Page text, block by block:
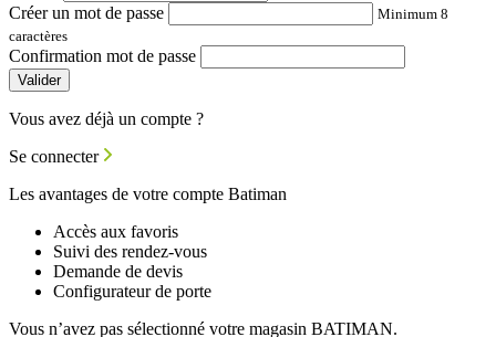
Créer un mot de passe
Minimum 8
caractères
Confirmation mot de passe
Valider
Vous avez déjà un compte ?
Se connecter
Les avantages de votre compte Batiman
Accès aux favoris
Suivi des rendez-vous
Demande de devis
Configurateur de porte
Vous n’avez pas sélectionné votre magasin BATIMAN.